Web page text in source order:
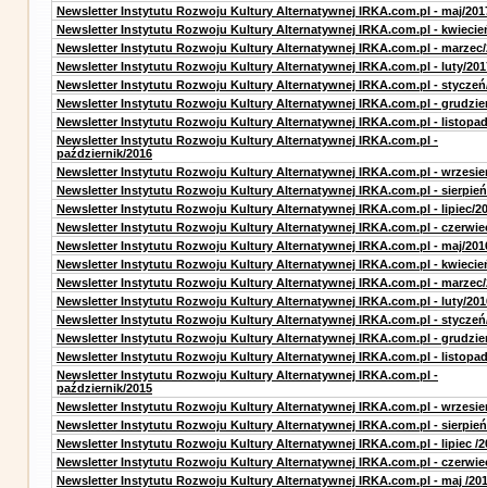
Newsletter Instytutu Rozwoju Kultury Alternatywnej IRKA.com.pl - maj/
Newsletter Instytutu Rozwoju Kultury Alternatywnej IRKA.com.pl -
Newsletter Instytutu Rozwoju Kultury Alternatywnej IRKA.com.pl - marzec/
Newsletter Instytutu Rozwoju Kultury Alternatywnej IRKA.com.pl - luty/
Newsletter Instytutu Rozwoju Kultury Alternatywnej IRKA.com.pl -
Newsletter Instytutu Rozwoju Kultury Alternatywnej IRKA.com.pl -
Newsletter Instytutu Rozwoju Kultury Alternatywnej IRKA.com.pl -
Newsletter Instytutu Rozwoju Kultury Alternatywnej IRKA.com.pl -
październik/2016
Newsletter Instytutu Rozwoju Kultury Alternatywnej IRKA.com.pl -
Newsletter Instytutu Rozwoju Kultury Alternatywnej IRKA.com.pl -
Newsletter Instytutu Rozwoju Kultury Alternatywnej IRKA.com.pl - lipiec/
Newsletter Instytutu Rozwoju Kultury Alternatywnej IRKA.com.pl -
Newsletter Instytutu Rozwoju Kultury Alternatywnej IRKA.com.pl - maj/
Newsletter Instytutu Rozwoju Kultury Alternatywnej IRKA.com.pl -
Newsletter Instytutu Rozwoju Kultury Alternatywnej IRKA.com.pl - marzec/
Newsletter Instytutu Rozwoju Kultury Alternatywnej IRKA.com.pl - luty/
Newsletter Instytutu Rozwoju Kultury Alternatywnej IRKA.com.pl -
Newsletter Instytutu Rozwoju Kultury Alternatywnej IRKA.com.pl -
Newsletter Instytutu Rozwoju Kultury Alternatywnej IRKA.com.pl -
Newsletter Instytutu Rozwoju Kultury Alternatywnej IRKA.com.pl -
październik/2015
Newsletter Instytutu Rozwoju Kultury Alternatywnej IRKA.com.pl -
Newsletter Instytutu Rozwoju Kultury Alternatywnej IRKA.com.pl -
Newsletter Instytutu Rozwoju Kultury Alternatywnej IRKA.com.pl - lipiec /
Newsletter Instytutu Rozwoju Kultury Alternatywnej IRKA.com.pl -
Newsletter Instytutu Rozwoju Kultury Alternatywnej IRKA.com.pl - maj /